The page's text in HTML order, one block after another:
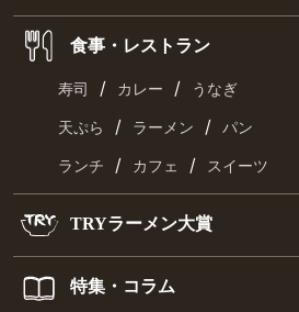
食事・レストラン
寿司 / カレー / うなぎ
天ぷら / ラーメン / パン
ランチ / カフェ / スイーツ
TRYラーメン大賞
特集・コラム